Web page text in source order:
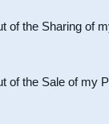
Participants
of the Sharing of
of the Sale of my